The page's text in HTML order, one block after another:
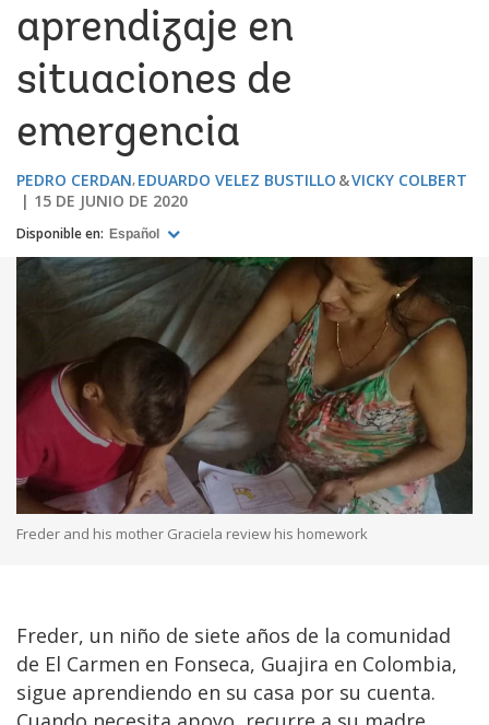
aprendizaje en
situaciones de
emergencia
PEDRO CERDAN EDUARDO VELEZ BUSTILLO
VICKY COLBERT
15 DE JUNIO DE 2020
Disponible en: Español
Freder and his mother Graciela review his homework
Freder, un niño de siete años de la comunidad
de El Carmen en Fonseca, Guajira en Colombia,
sigue aprendiendo en su casa por su cuenta.